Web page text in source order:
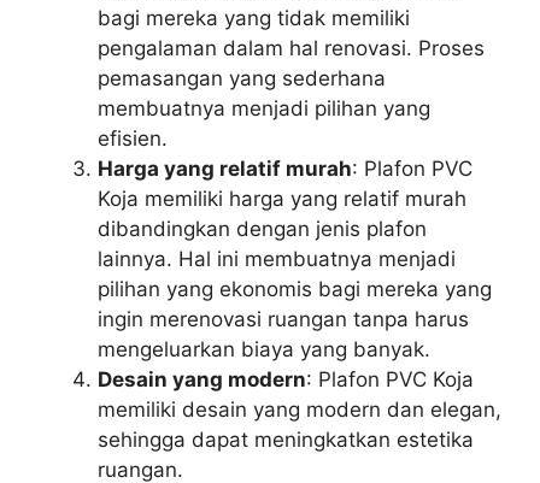
bagi mereka yang tidak memiliki
pengalaman dalam hal renovasi. Proses
pemasangan yang sederhana
membuatnya menjadi pilihan yang
efisien.
Harga yang relatif murah: Plafon PVC
Koja memiliki harga yang relatif murah
dibandingkan dengan jenis plafon
lainnya. Hal ini membuatnya menjadi
pilihan yang ekonomis bagi mereka yang
ingin merenovasi ruangan tanpa harus
mengeluarkan biaya yang banyak.
Desain yang modern: Plafon PVC Koja
memiliki desain yang modern dan elegan,
sehingga dapat meningkatkan estetika
ruangan.